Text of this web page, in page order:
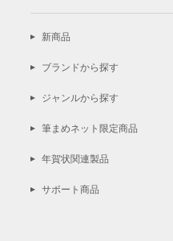
新商品
ブランドから探す
ジャンルから探す
筆まめネット限定商品
年賀状関連製品
サポート商品